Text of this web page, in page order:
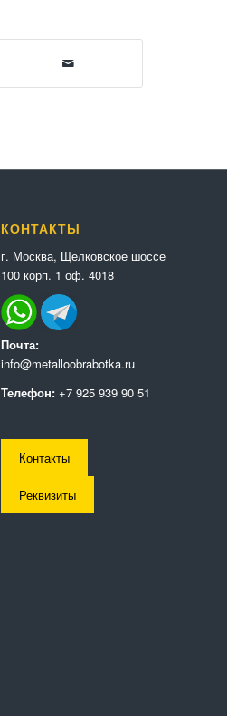
КОНТАКТЫ
г. Москва, Щелковское шоссе
100 корп. 1 оф. 4018
Почта:
info@metalloobrabotka.ru
Телефон: +7 925 939 90 51
Контакты
Реквизиты